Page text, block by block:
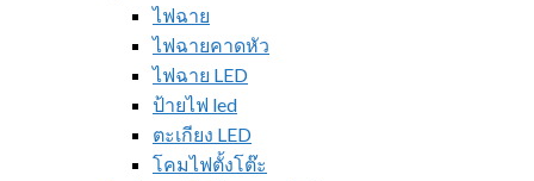
ไฟฉาย
ไฟฉายคาดหัว
ไฟฉาย LED
ป้ายไฟ led
ตะเกียง LED
โคมไฟตั้งโต๊ะ